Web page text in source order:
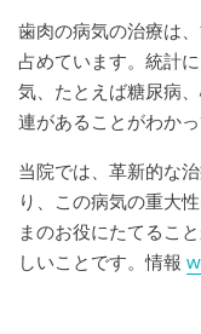
歯肉の病気の治療は
占めています。統計
気、たとえば糖尿病
連があることがわかっ
当院では、革新的な
り、この病気の重大
まのお役にたてるこ
しいことです。情報